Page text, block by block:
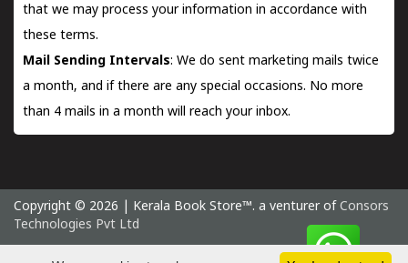
that we may process your information in accordance with
these terms.
Mail Sending Intervals: We do sent marketing mails twice
a month, and if there are any special occasions. No more
than 4 mails in a month will reach your inbox.
Copyright © 2026 | Kerala Book Store™. a venturer of Consors
Technologies Pvt Ltd